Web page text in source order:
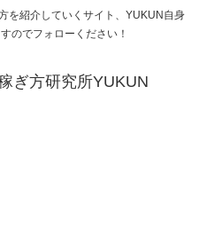
を紹介していくサイト、YUKUN自身
のでフォローください！
ぎ方研究所YUKUN